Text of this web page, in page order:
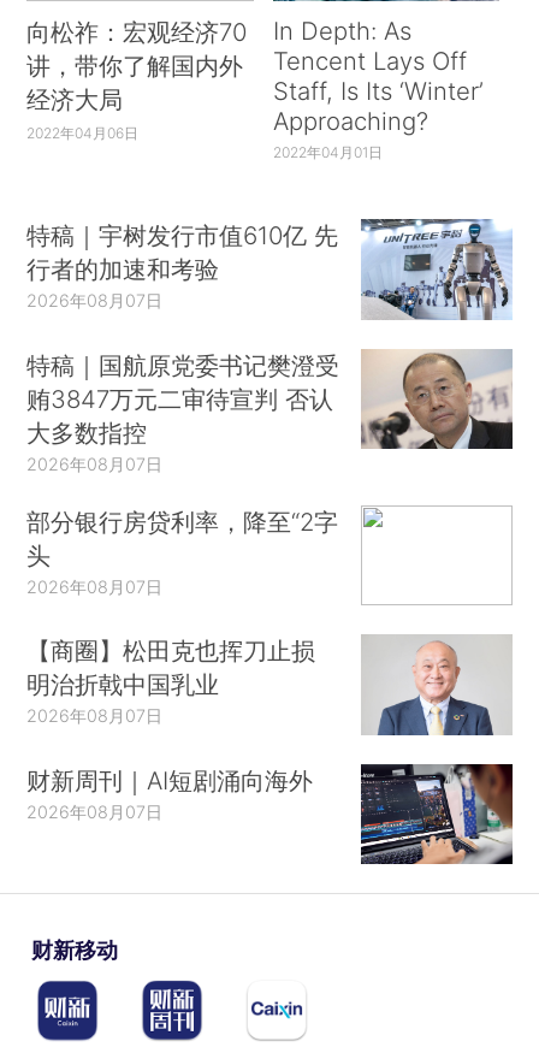
向松祚：宏观经济70
讲，带你了解国内外
经济大局
2022年04月06日
In Depth: As
Tencent Lays Off
Staff, Is Its ‘Winter’
Approaching?
2022年04月01日
特稿｜宇树发行市值610亿 先
行者的加速和考验
2026年08月07日
特稿｜国航原党委书记樊澄受
贿3847万元二审待宣判 否认
大多数指控
2026年08月07日
部分银行房贷利率，降至“2字
头
2026年08月07日
【商圈】松田克也挥刀止损
明治折戟中国乳业
2026年08月07日
财新周刊｜AI短剧涌向海外
2026年08月07日
财新移动